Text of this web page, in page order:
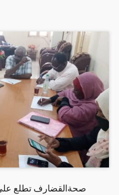
صحةالقضارف تطلع على